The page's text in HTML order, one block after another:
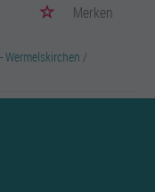
Merken
Wermelskirchen /